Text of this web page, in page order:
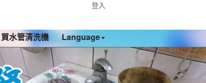
登入
買水管清洗機 Language